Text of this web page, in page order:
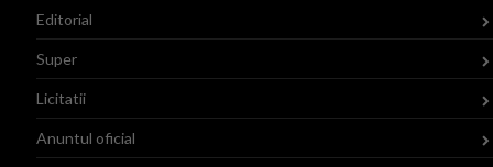
Editorial
Super
Licitatii
Anuntul oficial